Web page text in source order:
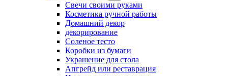
Свечи своими руками
Косметика ручной работы
Домашний декор
декорирование
Соленое тесто
Коробки из бумаги
Украшение для стола
Апгрейд или реставрация